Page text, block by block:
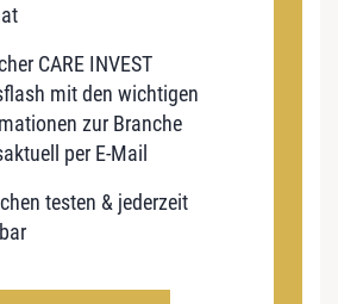
CARE INVEST
mit den wichtigen
zur Branche
per E-Mail
testen & jederzeit